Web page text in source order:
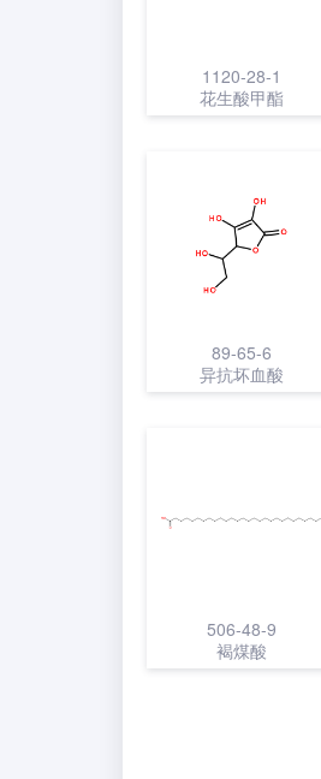
1120-28-1
花生酸甲酯
89-65-6
异抗坏血酸
506-48-9
褐煤酸